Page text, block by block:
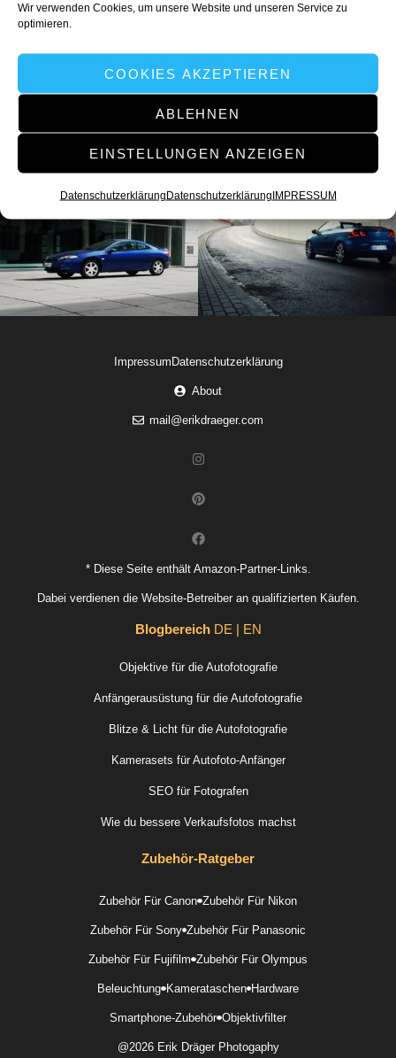
Wir verwenden Cookies, um unsere Website und unseren Service zu
optimieren.
COOKIES AKZEPTIEREN
ABLEHNEN
EINSTELLUNGEN ANZEIGEN
DatenschutzerklärungDatenschutzerklärungIMPRESSUM
Zubehör-Ratgeber
Zubehör Für Canon Zubehör Für Nikon
Zubehör Für Sony Zubehör Für Panasonic
Zubehör Für Fujifilm Zubehör Für Olympus
Beleuchtung Kamerataschen Hardware
Smartphone-Zubehör Objektivfilter
@2026 Erik Dräger Photogaphy
BlogbereichDE | EN
Objektive für die Autofotografie
Anfängerausüstung für die Autofotografie
Blitze & Licht für die Autofotografie
Kamerasets für Autofoto-Anfänger
SEO für Fotografen
Wie du bessere Verkaufsfotos machst
Impressum Datenschutzerklärung
About
mail@erikdraeger.com
* Diese Seite enthält Amazon-Partner-Links.
Dabei verdienen die Website-Betreiber an qualifizierten Käufen.